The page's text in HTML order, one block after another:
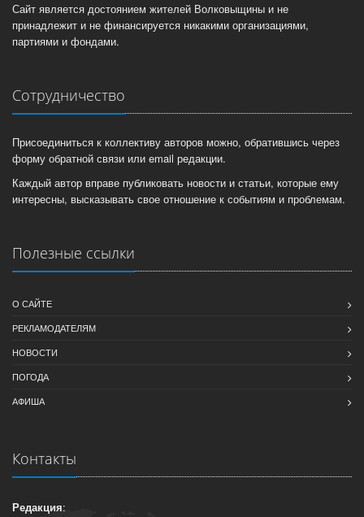
Сайт является достоянием жителей Волковыщины и не
принадлежит и не финансируется никакими организациями,
партиями и фондами.
Сотрудничество
Присоединиться к коллективу авторов можно, обратившись через
форму обратной связи или email редакции.
Каждый автор вправе публиковать новости и статьи, которые ему
интересны, высказывать свое отношение к событиям и проблемам.
Полезные ссылки
О САЙТЕ
РЕКЛАМОДАТЕЛЯМ
НОВОСТИ
ПОГОДА
АФИША
Контакты
Редакция: